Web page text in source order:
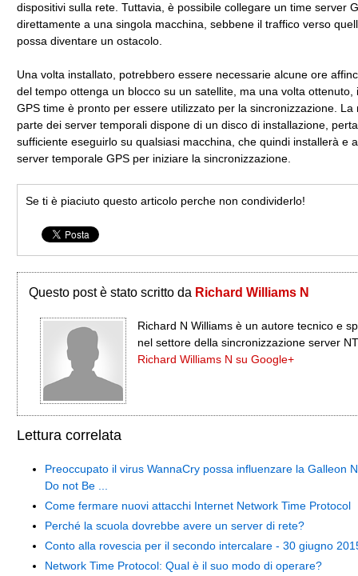
dispositivi sulla rete. Tuttavia, è possibile collegare un time server
direttamente a una singola macchina, sebbene il traffico verso
possa diventare un ostacolo.
Una volta installato, potrebbero essere necessarie alcune ore
del tempo ottenga un blocco su un satellite, ma una volta ottenuto,
GPS time è pronto per essere utilizzato per la sincronizzazione. La
parte dei server temporali dispone di un disco di installazione,
sufficiente eseguirlo su qualsiasi macchina, che quindi installerà e
server temporale GPS per iniziare la sincronizzazione.
Se ti è piaciuto questo articolo perche non condividerlo!
Questo post è stato scritto da Richard Williams N
Richard N Williams è un autore tecnico e
nel settore della sincronizzazione server
Richard Williams N su Google+
Lettura correlata
Preoccupato il virus WannaCry possa influenzare la Galleon
Do not Be ...
Come fermare nuovi attacchi Internet Network Time Protocol
Perché la scuola dovrebbe avere un server di rete?
Conto alla rovescia per il secondo intercalare - 30 giugno
Network Time Protocol: Qual è il suo modo di operare?